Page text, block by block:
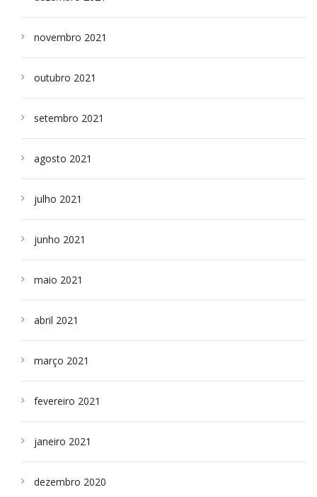
novembro 2021
outubro 2021
setembro 2021
agosto 2021
julho 2021
junho 2021
maio 2021
abril 2021
março 2021
fevereiro 2021
janeiro 2021
dezembro 2020